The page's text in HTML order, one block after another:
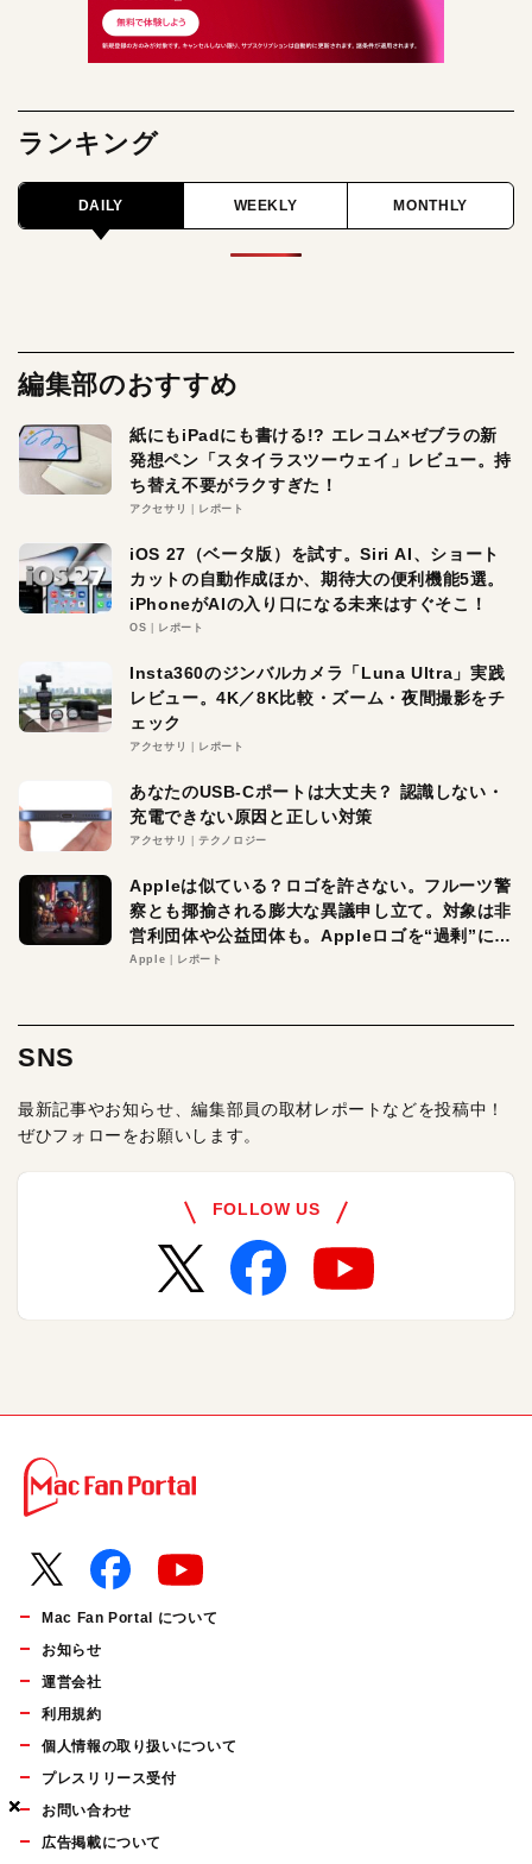
×
×
×
ランキング
DAILY WEEKLY MONTHLY
編集部のおすすめ
紙にもiPadにも書ける!? エレコム×ゼブラの新
発想ペン「スタイラスツーウェイ」レビュー。持
ち替え不要がラクすぎた！
アクセサリ レポート
iOS 27（ベータ版）を試す。Siri AI、ショート
カットの自動作成ほか、期待大の便利機能5選。
iPhoneがAIの入り口になる未来はすぐそこ！
OS レポート
Insta360のジンバルカメラ「Luna Ultra」実践
レビュー。4K／8K比較・ズーム・夜間撮影をチ
ェック
アクセサリ レポート
あなたのUSB-Cポートは大丈夫？ 認識しない・
充電できない原因と正しい対策
アクセサリ テクノロジー
Appleは似ている？ロゴを許さない。フルーツ警
察とも揶揄される膨大な異議申し立て。対象は非
営利団体や公益団体も。Appleロゴを“過剰”に守
る理由とは
Apple レポート
SNS
最新記事やお知らせ、編集部員の取材レポートなどを投稿中！
ぜひフォローをお願いします。
FOLLOW US
Mac Fan Portal について
お知らせ
運営会社
利用規約
個人情報の取り扱いについて
プレスリリース受付
お問い合わせ
広告掲載について